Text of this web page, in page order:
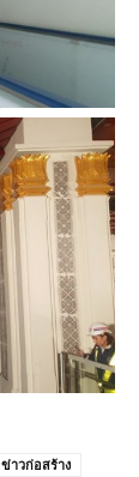
ข่าวก่อสร้าง